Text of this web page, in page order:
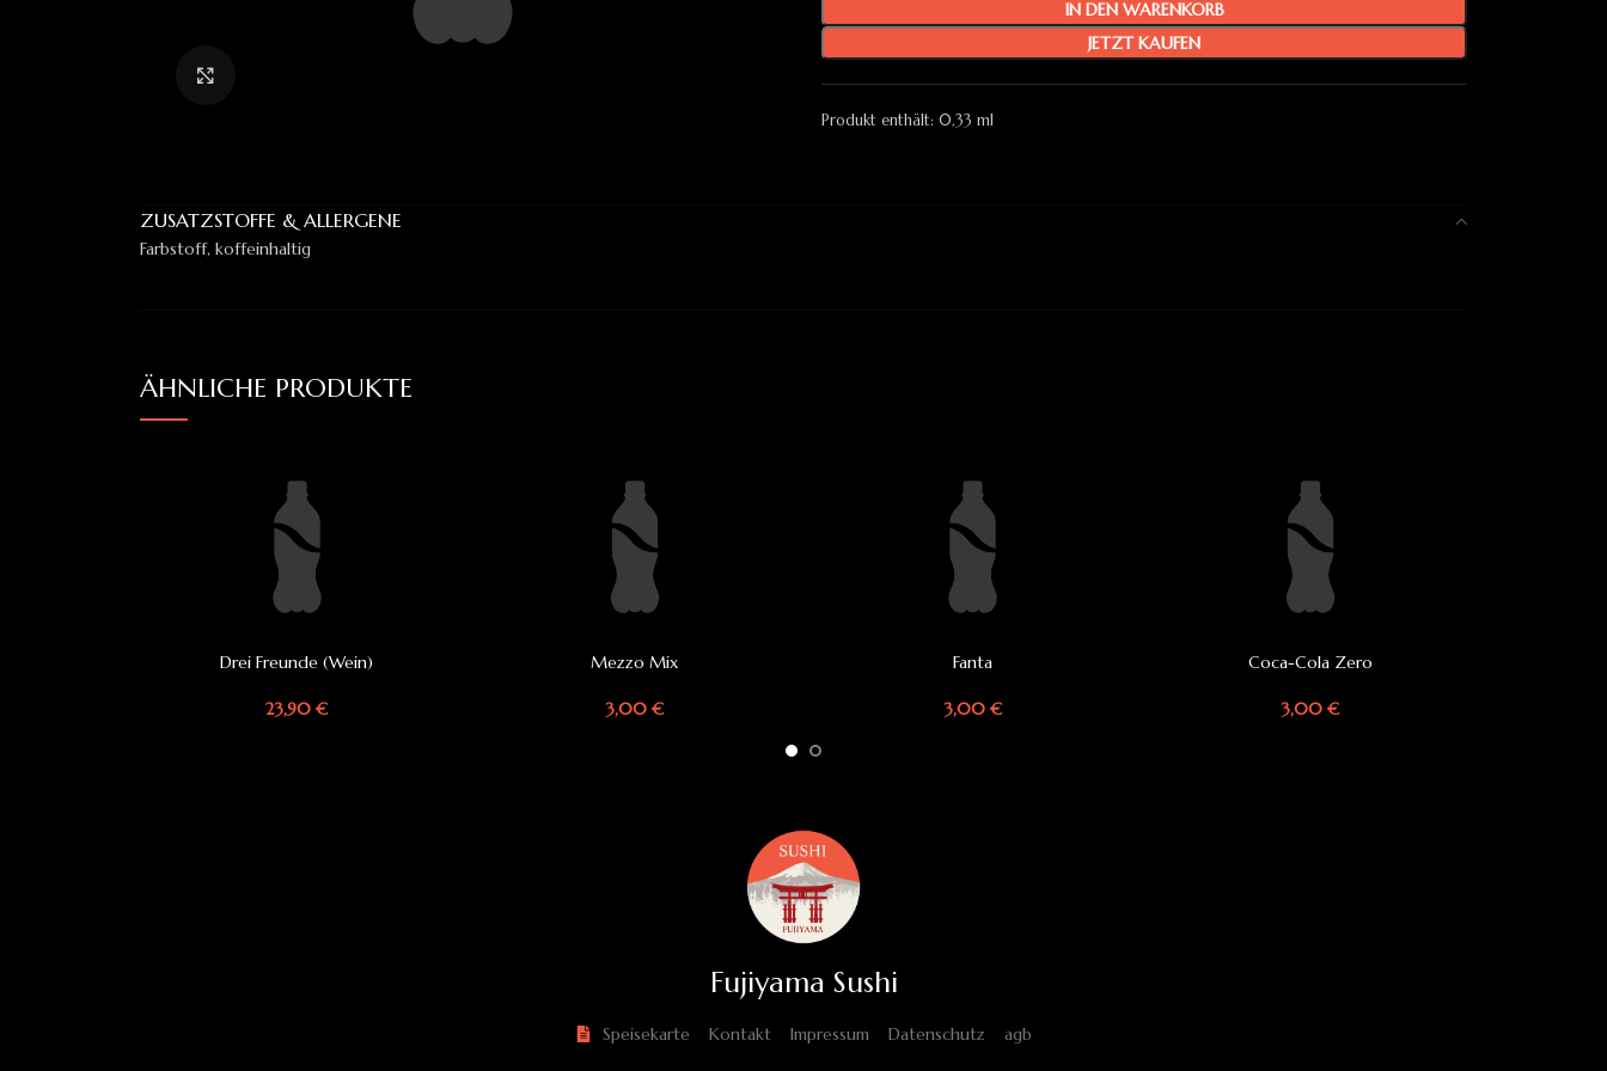
IN DEN WARENKORB
JETZT KAUFEN
Produkt enthält: 0,33 ml
ZUSATZSTOFFE & ALLERGENE
Farbstoff, koffeinhaltig
ÄHNLICHE PRODUKTE
IN DEN WARENKORB
Drei Freunde (Wein)
23,90€
IN DEN WARENKORB
Mezzo Mix
3,00€
IN DEN WARENKORB
Fanta
3,00 €
IN DEN WARENKORB
Coca-Cola Zero
3,00€
Fujiyama Sushi
Speisekarte Kontakt Impressum Datenschutz agb